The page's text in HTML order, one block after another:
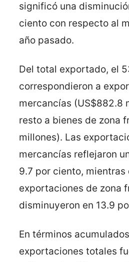
significó una
ciento con respecto al
año pasado.
Del total exportado, el
correspondieron a
mercancías (US$882.8
resto a bienes de zona
millones). Las
mercancías reflejaron
9.7 por ciento, mientras
exportaciones de zona
disminuyeron en 13.9
En términos
exportaciones totales